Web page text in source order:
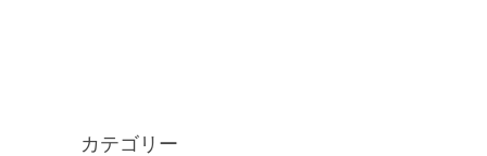
カテゴリー